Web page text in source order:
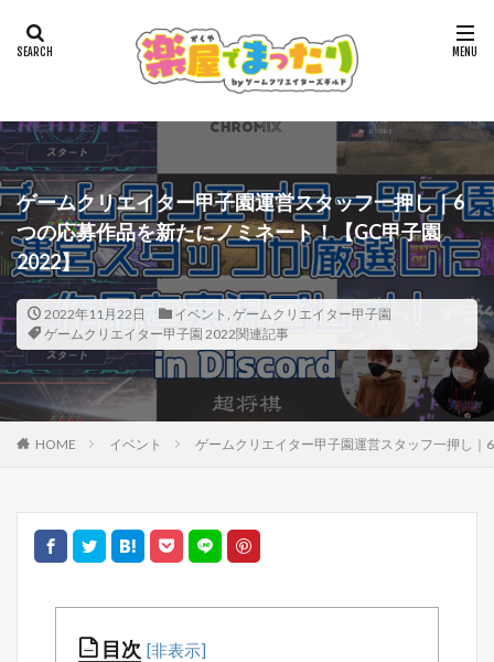
ゲームクリエイター甲子園運営スタッフ一押し｜6
つの応募作品を新たにノミネート！【GC甲子園
2022】
2022年11月22日 イベント , ゲームクリエイター甲子園
ゲームクリエイター甲子園 2022関連記事
HOME イベント ゲームクリエイター甲子園運営スタッフ一押し
目次